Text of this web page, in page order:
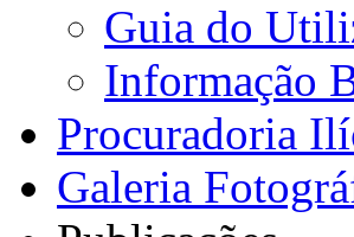
Guia do
Informação
Procuradoria
Galeria